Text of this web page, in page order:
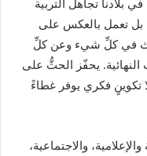
بل تعمل بالعكس على
في كلِّ شيء وعن كلِّ
يحفّز الحثُّ على
تكوينٍ فكري يوفر غطاءً
والاجتماعية،